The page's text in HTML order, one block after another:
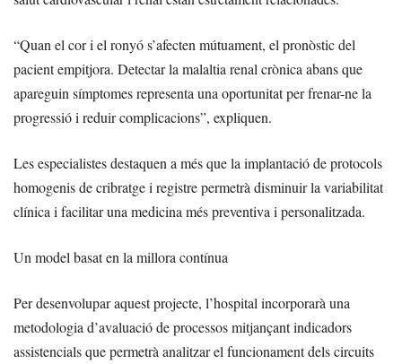
“Quan el cor i el ronyó s’afecten mútuament, el pronòstic del
pacient empitjora. Detectar la malaltia renal crònica abans que
apareguin símptomes representa una oportunitat per frenar-ne la
progressió i reduir complicacions”, expliquen.
Les especialistes destaquen a més que la implantació de protocols
homogenis de cribratge i registre permetrà disminuir la variabilitat
clínica i facilitar una medicina més preventiva i personalitzada.
Un model basat en la millora contínua
Per desenvolupar aquest projecte, l’hospital incorporarà una
metodologia d’avaluació de processos mitjançant indicadors
assistencials que permetrà analitzar el funcionament dels circuits